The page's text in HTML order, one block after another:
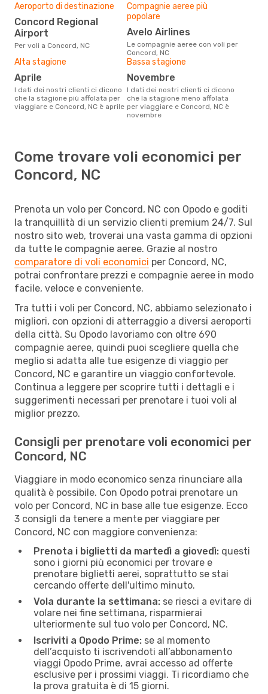
Aeroporto di destinazione
Concord Regional
Airport
Per voli a Concord, NC
Compagnie aeree più
popolare
Avelo Airlines
Le compagnie aeree con voli per
Concord, NC
Alta stagione
aprile
I dati dei nostri clienti ci dicono
che la stagione più affolata per
viaggiare e Concord, NC è aprile
Bassa stagione
novembre
I dati dei nostri clienti ci dicono
che la stagione meno affolata
per viaggiare e Concord, NC è
novembre
Come trovare voli economici per
Concord, NC
Prenota un volo per Concord, NC con Opodo e goditi
la tranquillità di un servizio clienti premium 24/7. Sul
nostro sito web, troverai una vasta gamma di opzioni
da tutte le compagnie aeree. Grazie al nostro
comparatore di voli economici per Concord, NC,
potrai confrontare prezzi e compagnie aeree in modo
facile, veloce e conveniente.
Tra tutti i voli per Concord, NC, abbiamo selezionato i
migliori, con opzioni di atterraggio a diversi aeroporti
della città. Su Opodo lavoriamo con oltre 690
compagnie aeree, quindi puoi scegliere quella che
meglio si adatta alle tue esigenze di viaggio per
Concord, NC e garantire un viaggio confortevole.
Continua a leggere per scoprire tutti i dettagli e i
suggerimenti necessari per prenotare i tuoi voli al
miglior prezzo.
Consigli per prenotare voli economici per
Concord, NC
Viaggiare in modo economico senza rinunciare alla
qualità è possibile. Con Opodo potrai prenotare un
volo per Concord, NC in base alle tue esigenze. Ecco
3 consigli da tenere a mente per viaggiare per
Concord, NC con maggiore convenienza:
Prenota i biglietti da martedì a giovedì: questi
sono i giorni più economici per trovare e
prenotare biglietti aerei, soprattutto se stai
cercando offerte dell'ultimo minuto.
Vola durante la settimana: se riesci a evitare di
volare nei fine settimana, risparmierai
ulteriormente sul tuo volo per Concord, NC.
Iscriviti a Opodo Prime: se al momento
dell’acquisto ti iscrivendoti all’abbonamento
viaggi Opodo Prime, avrai accesso ad offerte
esclusive per i prossimi viaggi. Ti ricordiamo che
la prova gratuita è di 15 giorni.